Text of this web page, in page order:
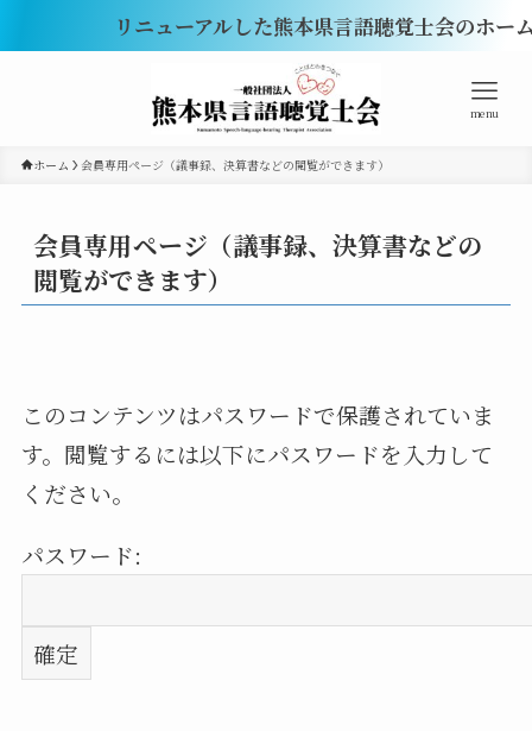
リニューアルした熊本県言語聴覚士会のホー
menu
ホーム 会員専用ページ（議事録、決算書などの閲覧ができます）
会員専用ページ（議事録、決算書などの
閲覧ができます）
このコンテンツはパスワードで保護されていま
す。閲覧するには以下にパスワードを入力して
ください。
パスワード: